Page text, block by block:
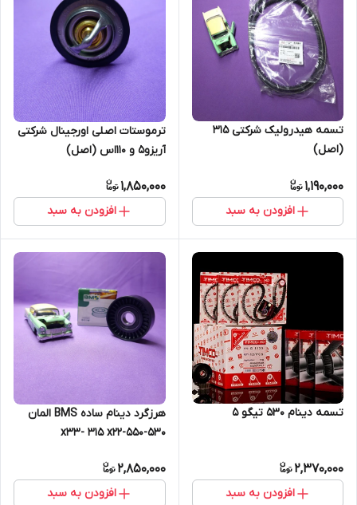
تسمه هیدرولیک شرکتی 315
(اصل)
1,190,000
افزودن به سبد
ترموستات اصلی اورجینال شرکتی
آریزو5 و 110اس (اصل)
1,850,000
افزودن به سبد
تسمه دینام 530 تیگو 5
2,370,000
افزودن به سبد
هرزگرد دینام ساده BMS المان
530-550-x33- 315 x22
2,850,000
افزودن به سبد